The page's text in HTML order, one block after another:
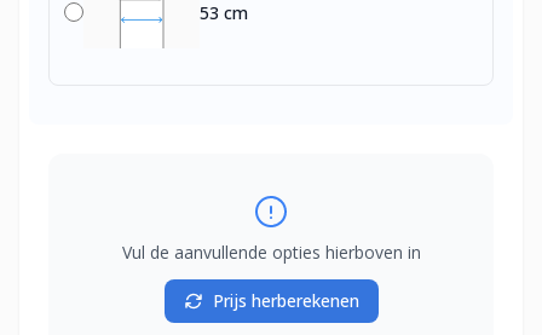
53 cm
Vul de aanvullende opties hierboven in
Prijs herberekenen